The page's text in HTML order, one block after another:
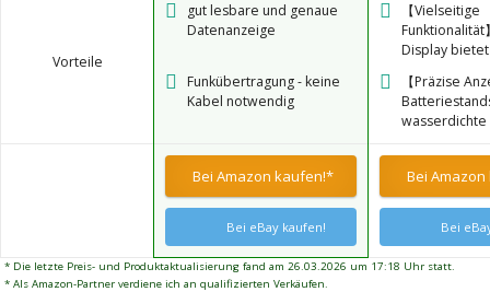
Vorteile
gut lesbare und genaue
Datenanzeige
Funkübertragung - keine
Kabel notwendig
【Vielseitige
Funktionalität
Display
und dient
für
und nach
das gesamte
steuert.
【Präzise
sowohl mit
mit 48-V-
kompatibel.
Bei Amazon kaufen!*
Bei eBay kaufen!
Bei
Bei
* Die letzte Preis- und Produktaktualisierung fand am 26.03.2026 um 17:18 Uhr statt.
* Als Amazon-Partner verdiene ich an qualifizierten Verkäufen.